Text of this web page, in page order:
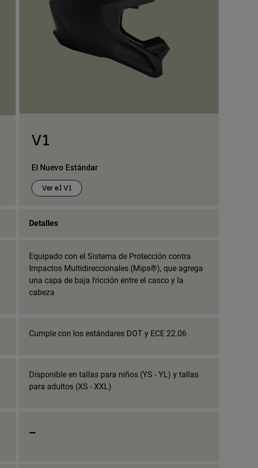
V1
El Nuevo Estándar
Ver el V1
Detalles
Equipado con el Sistema de Protección contra
Impactos Multidireccionales (Mips®), que agrega
una capa de baja fricción entre el casco y la
cabeza
Cumple con los estándares DOT y ECE 22.06
Disponible en tallas para niños (YS - YL) y tallas
para adultos (XS - XXL)
_